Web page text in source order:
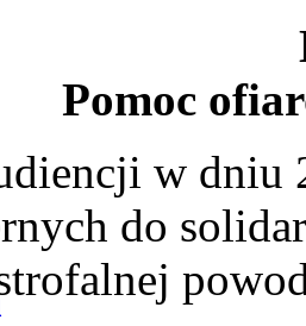
Pomoc
w dniu
do